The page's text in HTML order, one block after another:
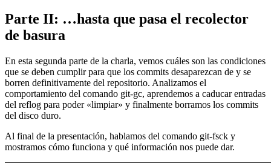
Parte II: …hasta que pasa el recolector
de basura
En esta segunda parte de la charla, vemos cuáles son las condiciones
que se deben cumplir para que los commits desaparezcan de y se
borren definitivamente del repositorio. Analizamos el
comportamiento del comando git-gc, aprendemos a caducar entradas
del reflog para poder «limpiar» y finalmente borramos los commits
del disco duro.
Al final de la presentación, hablamos del comando git-fsck y
mostramos cómo funciona y qué información nos puede dar.